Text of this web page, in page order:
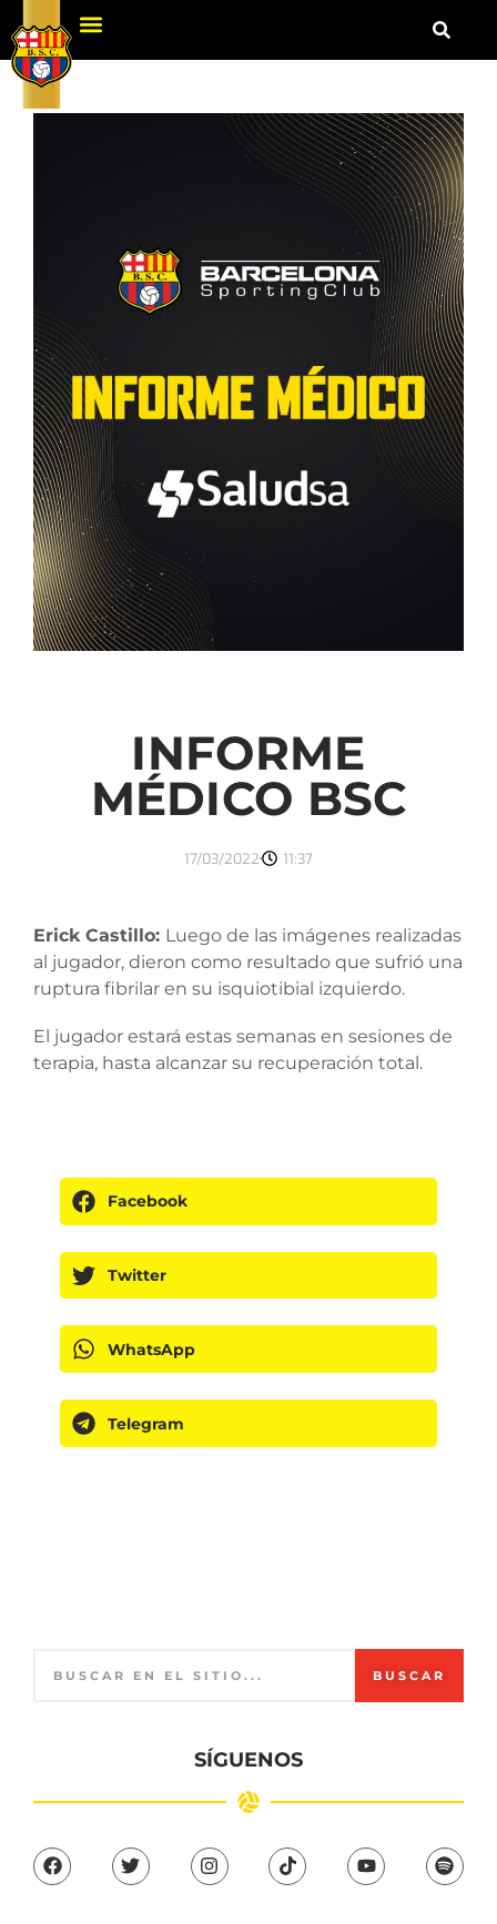
INFORME
MÉDICO BSC
17/03/2022 11:37
Erick Castillo: Luego de las imágenes realizadas
al jugador, dieron como resultado que sufrió una
ruptura fibrilar en su isquiotibial izquierdo.
El jugador estará estas semanas en sesiones de
terapia, hasta alcanzar su recuperación total.
Facebook
Twitter
WhatsApp
Telegram
BUSCAR
SÍGUENOS